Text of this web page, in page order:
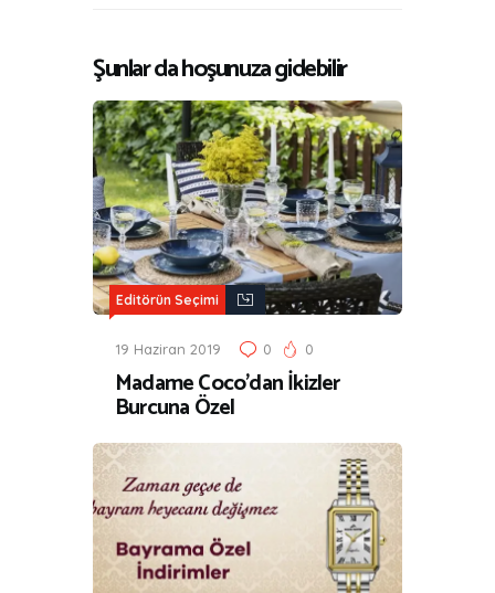
Şunlar da hoşunuza gidebilir
Editörün Seçimi
19 Haziran 2019 0 0
Madame Coco’dan İkizler
Burcuna Özel